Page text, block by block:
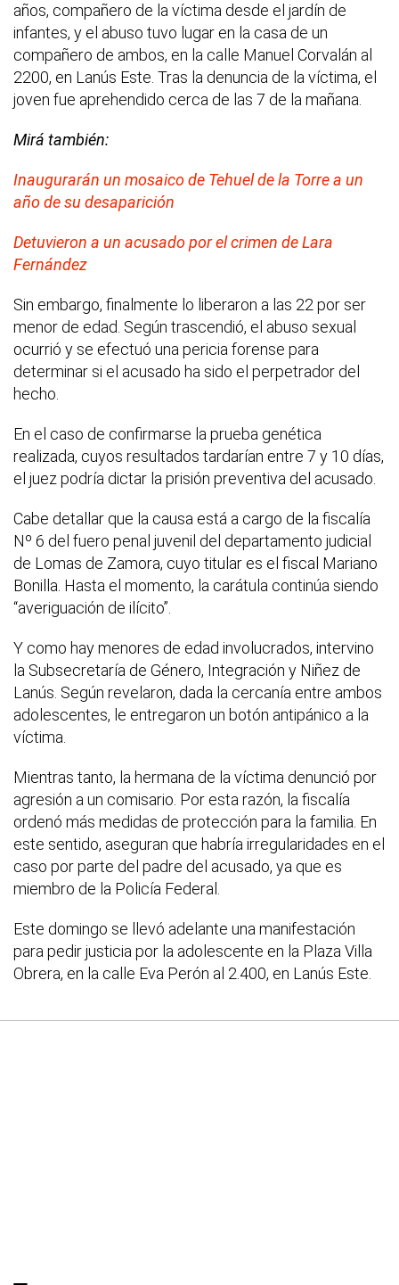
años, compañero de la víctima desde el jardín de
infantes, y el abuso tuvo lugar en la casa de un
compañero de ambos, en la calle Manuel Corvalán al
2200, en Lanús Este. Tras la denuncia de la víctima, el
joven fue aprehendido cerca de las 7 de la mañana.
Mirá también:
Inaugurarán un mosaico de Tehuel de la Torre a un
año de su desaparición
Detuvieron a un acusado por el crimen de Lara
Fernández
Sin embargo, finalmente lo liberaron a las 22 por ser
menor de edad. Según trascendió, el abuso sexual
ocurrió y se efectuó una pericia forense para
determinar si el acusado ha sido el perpetrador del
hecho.
En el caso de confirmarse la prueba genética
realizada, cuyos resultados tardarían entre 7 y 10 días,
el juez podría dictar la prisión preventiva del acusado.
Cabe detallar que la causa está a cargo de la fiscalía
Nº 6 del fuero penal juvenil del departamento judicial
de Lomas de Zamora, cuyo titular es el fiscal Mariano
Bonilla. Hasta el momento, la carátula continúa siendo
“averiguación de ilícito”.
Y como hay menores de edad involucrados, intervino
la Subsecretaría de Género, Integración y Niñez de
Lanús. Según revelaron, dada la cercanía entre ambos
adolescentes, le entregaron un botón antipánico a la
víctima.
Mientras tanto, la hermana de la víctima denunció por
agresión a un comisario. Por esta razón, la fiscalía
ordenó más medidas de protección para la familia. En
este sentido, aseguran que habría irregularidades en el
caso por parte del padre del acusado, ya que es
miembro de la Policía Federal.
Este domingo se llevó adelante una manifestación
para pedir justicia por la adolescente en la Plaza Villa
Obrera, en la calle Eva Perón al 2.400, en Lanús Este.